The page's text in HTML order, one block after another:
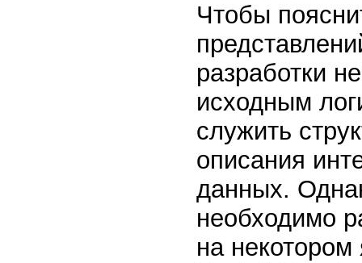
Чтобы
разработки
исходным
служить
описания
данных.
необходимо
на